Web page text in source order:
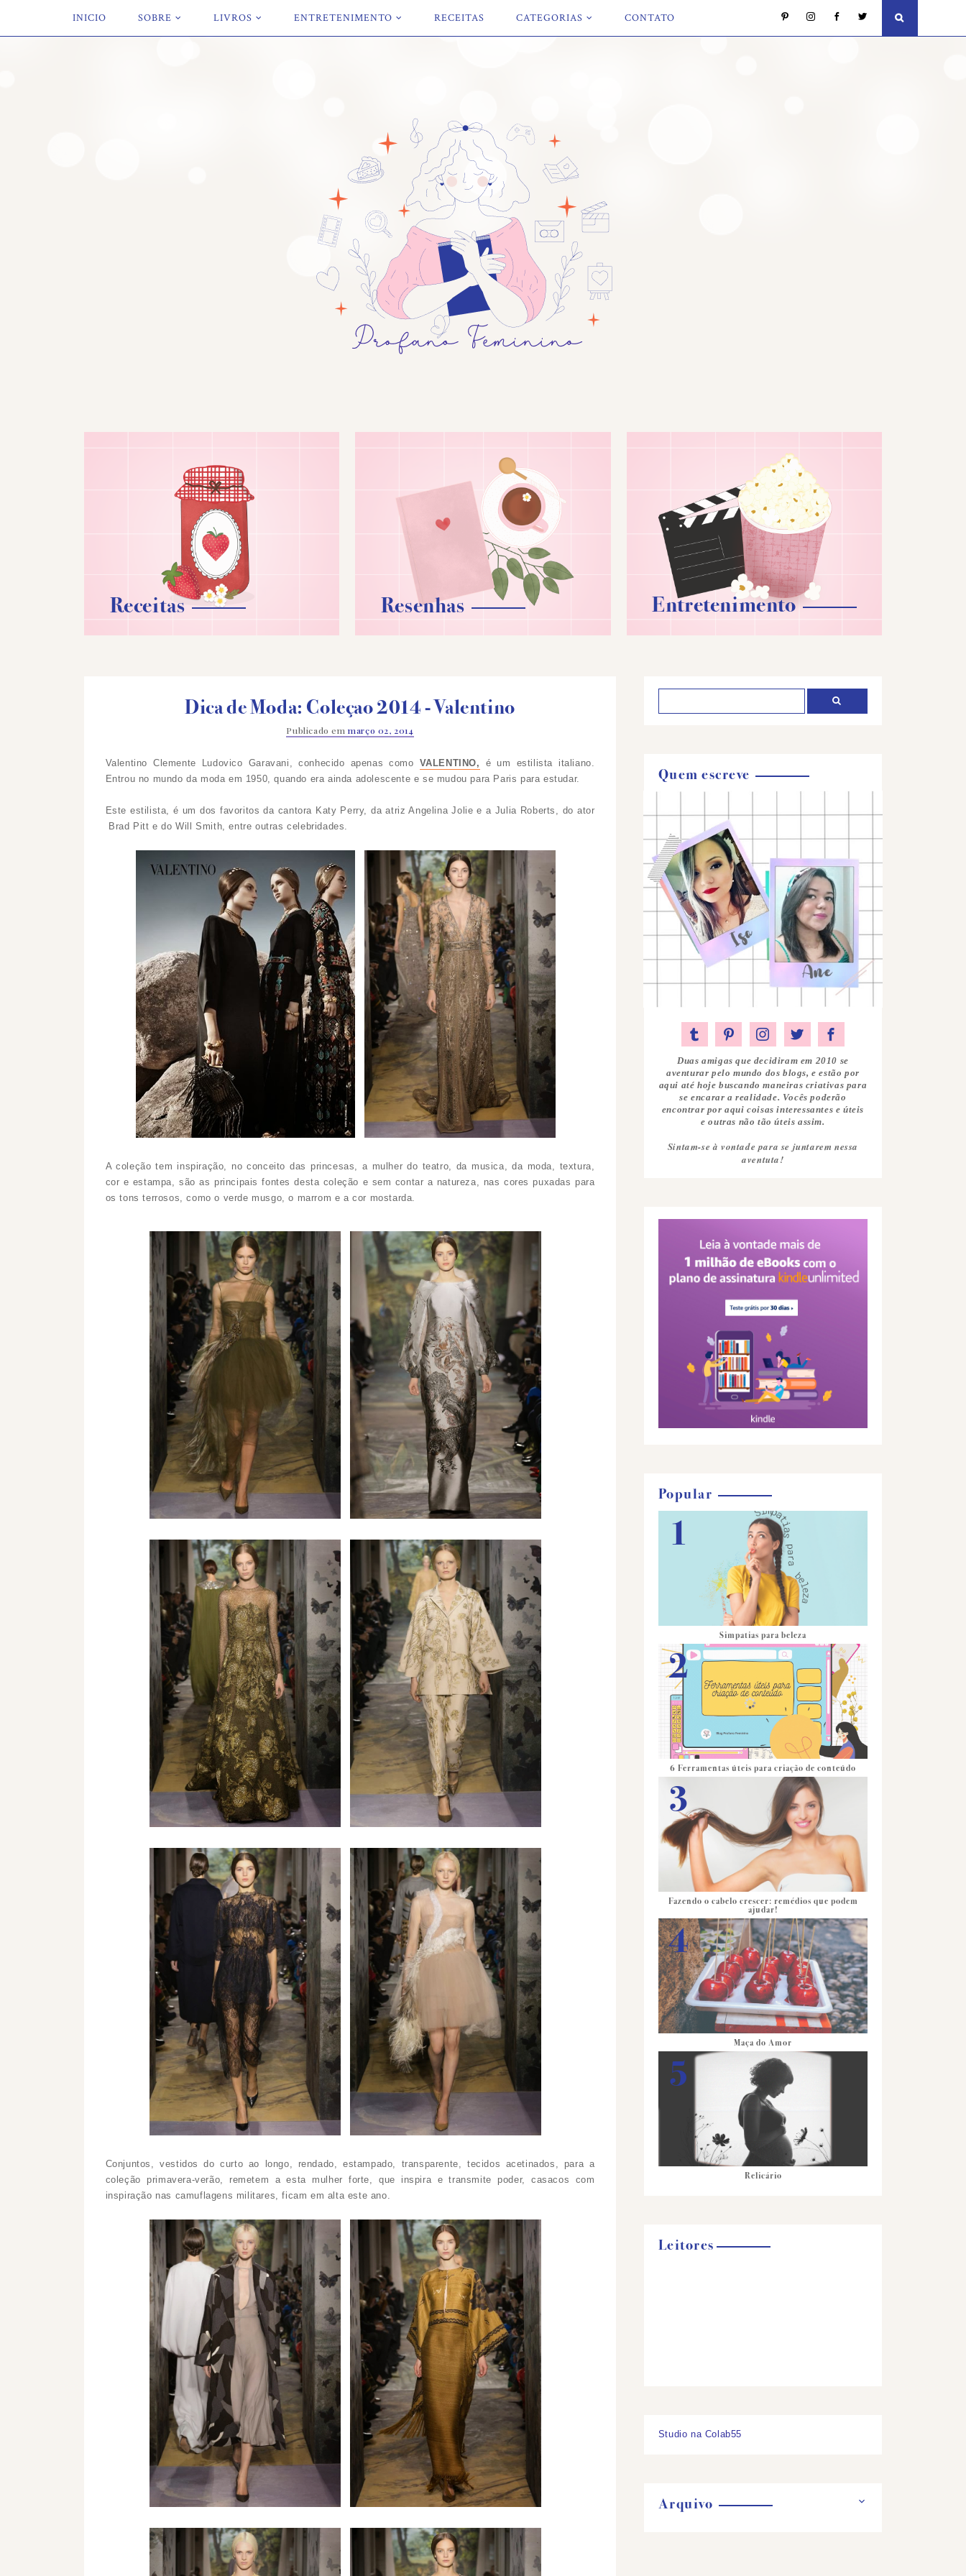
INICIO SOBRE LIVROS ENTRETENIMENTO RECEITAS CATEGORIAS CONTATO
Receitas Resenhas Entretenimento
Dica de Moda: Coleçao 2014 - Valentino
Publicado emmarço 02, 2014
Valentino Clemente Ludovico Garavani, conhecido apenas como VALENTINO,
é um estilista italiano.
Entrou no mundo da moda em 1950, quando era ainda adolescente e se mudou para Paris para estudar.
Este estilista, é um dos favoritos da cantora Katy Perry, da atriz Angelina Jolie e a Julia Roberts, do ator
Brad Pitt e do Will Smith, entre outras celebridades.
A coleção tem inspiração, no conceito das princesas, a mulher do teatro, da musica, da moda, textura,
cor e estampa, são as principais fontes desta coleção e sem contar a natureza, nas cores puxadas para
os tons terrosos, como o verde musgo, o marrom e a cor mostarda.
Conjuntos, vestidos do curto ao longo, rendado, estampado, transparente, tecidos acetinados, para a
coleção primavera-verão, remetem a esta mulher forte, que inspira e transmite poder, casacos com
inspiração nas camuflagens militares, ficam em alta este ano.
Quem escreve
Duas amigas que decidiram em 2010 se
aventurar pelo mundo dos blogs, e estão por
aqui até hoje buscando maneiras criativas para
se encarar a realidade. Vocês poderão
encontrar por aqui coisas interessantes e úteis
e outras não tão úteis assim.
Sintam-se à vontade para se juntarem nessa
aventuta!
Popular
Simpatias para beleza
6 Ferramentas úteis para criação de conteúdo
Fazendo o cabelo crescer: remédios que podem
ajudar!
Maça do Amor
Relicário
Leitores
Studio na Colab55
Arquivo